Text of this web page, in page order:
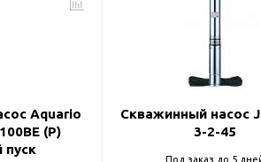
Aquario
(P)
пуск
Скважинный насос
3-2-45
Под заказ до 5